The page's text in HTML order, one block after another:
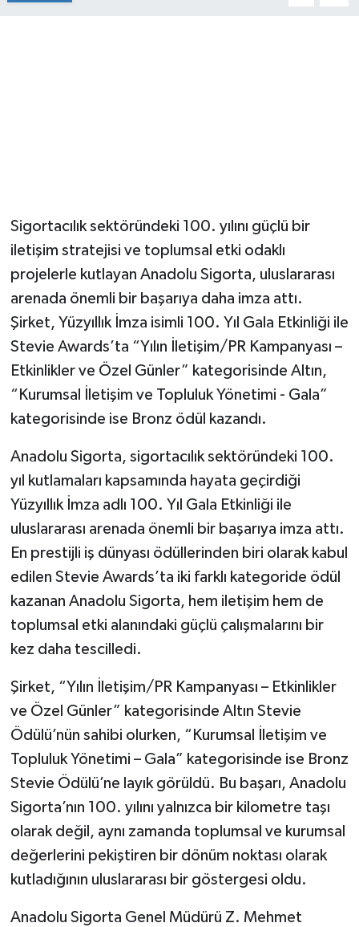
Sigortacılık sektöründeki 100. yılını güçlü bir
iletişim stratejisi ve toplumsal etki odaklı
projelerle kutlayan Anadolu Sigorta, uluslararası
arenada önemli bir başarıya daha imza attı.
Şirket, Yüzyıllık İmza isimli 100. Yıl Gala Etkinliği ile
Stevie Awards’ta “Yılın İletişim/PR Kampanyası –
Etkinlikler ve Özel Günler” kategorisinde Altın,
“Kurumsal İletişim ve Topluluk Yönetimi - Gala”
kategorisinde ise Bronz ödül kazandı.
Anadolu Sigorta, sigortacılık sektöründeki 100.
yıl kutlamaları kapsamında hayata geçirdiği
Yüzyıllık İmza adlı 100. Yıl Gala Etkinliği ile
uluslararası arenada önemli bir başarıya imza attı.
En prestijli iş dünyası ödüllerinden biri olarak kabul
edilen Stevie Awards’ta iki farklı kategoride ödül
kazanan Anadolu Sigorta, hem iletişim hem de
toplumsal etki alanındaki güçlü çalışmalarını bir
kez daha tescilledi.
Şirket, “Yılın İletişim/PR Kampanyası – Etkinlikler
ve Özel Günler” kategorisinde Altın Stevie
Ödülü’nün sahibi olurken, “Kurumsal İletişim ve
Topluluk Yönetimi – Gala” kategorisinde ise Bronz
Stevie Ödülü’ne layık görüldü. Bu başarı, Anadolu
Sigorta’nın 100. yılını yalnızca bir kilometre taşı
olarak değil, aynı zamanda toplumsal ve kurumsal
değerlerini pekiştiren bir dönüm noktası olarak
kutladığının uluslararası bir göstergesi oldu.
Anadolu Sigorta Genel Müdürü Z. Mehmet